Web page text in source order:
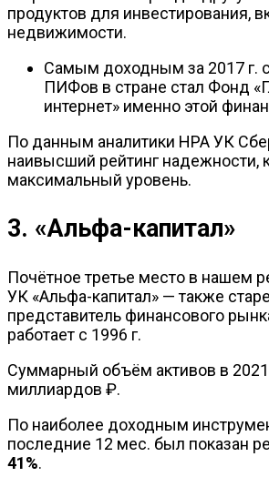
продуктов для инвестирования,
недвижимости.
Самым доходным за 2017 г.
ПИФов в стране стал Фонд
интернет» именно этой
По данным аналитики НРА УК
наивысший рейтинг надежности,
максимальный уровень.
3. «Альфа-капитал»
Почётное третье место в нашем
УК «Альфа-капитал» — также
представитель финансового
работает с 1996 г.
Суммарный объём активов в 2021
миллиардов ₽.
По наиболее доходным
последние 12 мес. был показан
41%.